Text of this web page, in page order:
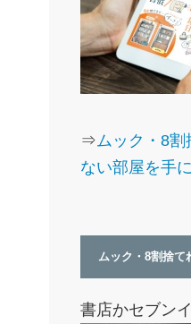
⇒ムック・8割
ない部屋を手
ムック・8割捨て
書店かセブン